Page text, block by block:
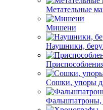
Метательные
Мишени
Наушники,
Сошки, упоры
Фальшпатроны,